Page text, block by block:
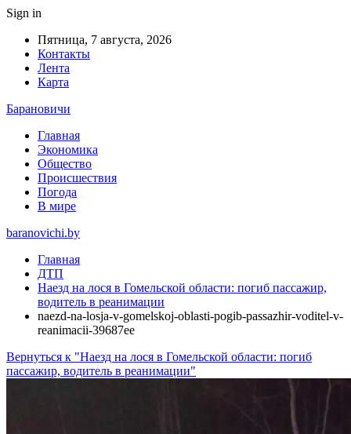
Sign in
Пятница, 7 августа, 2026
Контакты
Лента
Карта
Барановичи
Главная
Экономика
Общество
Происшествия
Погода
В мире
baranovichi.by
Главная
ДТП
Наезд на лося в Гомельской области: погиб пассажир,
водитель в реанимации
naezd-na-losja-v-gomelskoj-oblasti-pogib-passazhir-voditel-v-
reanimacii-39687ee
Вернуться к "Наезд на лося в Гомельской области: погиб
пассажир, водитель в реанимации"